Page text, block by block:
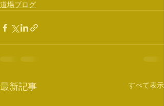
道場ブログ
最新記事 すべて表示